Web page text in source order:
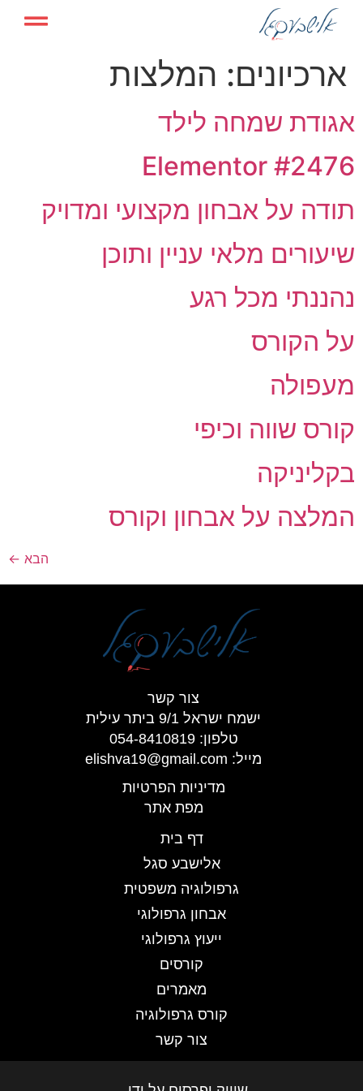
ארכיונים: המלצות
אגודת שמחה לילד
Elementor #2476
תודה על אבחון מקצועי ומדויק
שיעורים מלאי עניין ותוכן
נהננתי מכל רגע
על הקורס
מעפולה
קורס שווה וכיפי
בקליניקה
המלצה על אבחון וקורס
הבא ←
צור קשר
ישמח ישראל 9/1 ביתר עילית
טלפון: 054-8410819
מייל: elishva19@gmail.com
מדיניות הפרטיות
מפת אתר
דף בית
אלישבע סגל
גרפולוגיה משפטית
אבחון גרפולוגי
ייעוץ גרפולוגי
קורסים
מאמרים
קורס גרפולוגיה
צור קשר